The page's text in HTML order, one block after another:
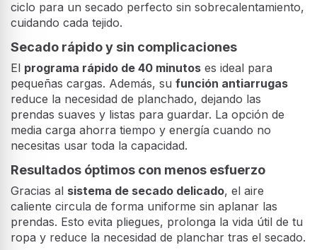
ciclo para un secado perfecto sin sobrecalentamiento,
cuidando cada tejido.
Secado rápido y sin complicaciones
El programa rápido de 40 minutos es ideal para
pequeñas cargas. Además, su función antiarrugas
reduce la necesidad de planchado, dejando las
prendas suaves y listas para guardar. La opción de
media carga ahorra tiempo y energía cuando no
necesitas usar toda la capacidad.
Resultados óptimos con menos esfuerzo
Gracias al sistema de secado delicado, el aire
caliente circula de forma uniforme sin aplanar las
prendas. Esto evita pliegues, prolonga la vida útil de tu
ropa y reduce la necesidad de planchar tras el secado.